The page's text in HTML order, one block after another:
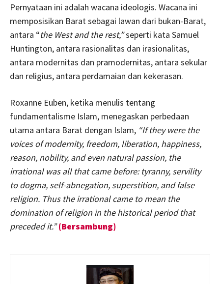
Pernyataan ini adalah wacana ideologis. Wacana ini
memposisikan Barat sebagai lawan dari bukan-Barat,
antara “the West and the rest,”seperti kata Samuel
Huntington, antara rasionalitas dan irasionalitas,
antara modernitas dan pramodernitas, antara sekular
dan religius, antara perdamaian dan kekerasan.
Roxanne Euben, ketika menulis tentang
fundamentalisme Islam, menegaskan perbedaan
utama antara Barat dengan Islam, “If they were the
voices of modernity, freedom, liberation, happiness,
reason, nobility, and even natural passion, the
irrational was all that came before: tyranny, servility
to dogma, self-abnegation, superstition, and false
religion. Thus the irrational came to mean the
domination of religion in the historical period that
preceded it.”(Bersambung)